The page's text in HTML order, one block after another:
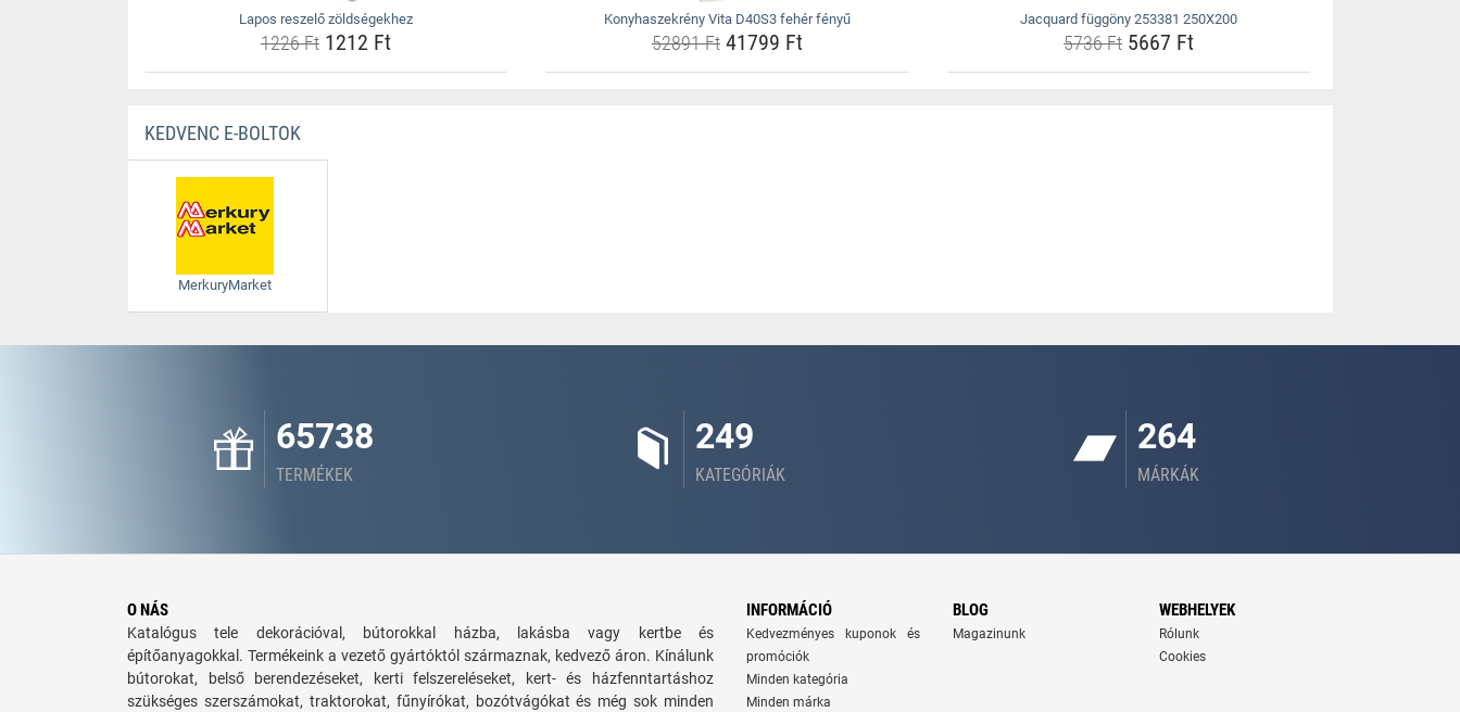
Lapos reszelő zöldségekhez
1226 Ft1212 Ft
Konyhaszekrény Vita D40S3 fehér fényű
52891 Ft41799 Ft
Jacquard függöny 253381 250X200
5736 Ft 5667 Ft
KEDVENC E-BOLTOK
MerkuryMarket
65738
TERMÉKEK
249
KATEGÓRIÁK
264
MÁRKÁK
O NÁS
Katalógus tele dekorációval, bútorokkal házba, lakásba vagy kertbe és
építőanyagokkal. Termékeink a vezető gyártóktól származnak, kedvező áron. Kínálunk
bútorokat, belső berendezéseket, kerti felszereléseket, kert- és házfenntartáshoz
szükséges szerszámokat, traktorokat, fűnyírókat, bozótvágókat és még sok minden
INFORMÁCIÓ
Kedvezményes kuponok és
promóciók
Minden kategória
Minden márka
BLOG
Magazinunk
WEBHELYEK
Rólunk
Cookies